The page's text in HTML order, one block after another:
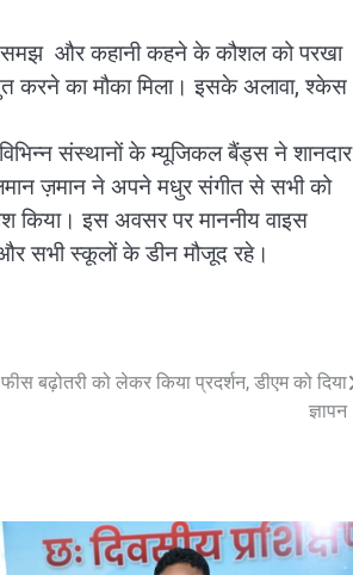
समझ और कहानी कहने के कौशल को परखा
करने का मौका मिला। इसके अलावा, श्केस
संस्थानों के म्यूजिकल बैंड्स ने शानदार
ज़मान ने अपने मधुर संगीत से सभी को
किया। इस अवसर पर माननीय वाइस
और सभी स्कूलों के डीन मौजूद रहे।
बढ़ोतरी को लेकर किया प्रदर्शन, डीएम को दिया
ज्ञापन